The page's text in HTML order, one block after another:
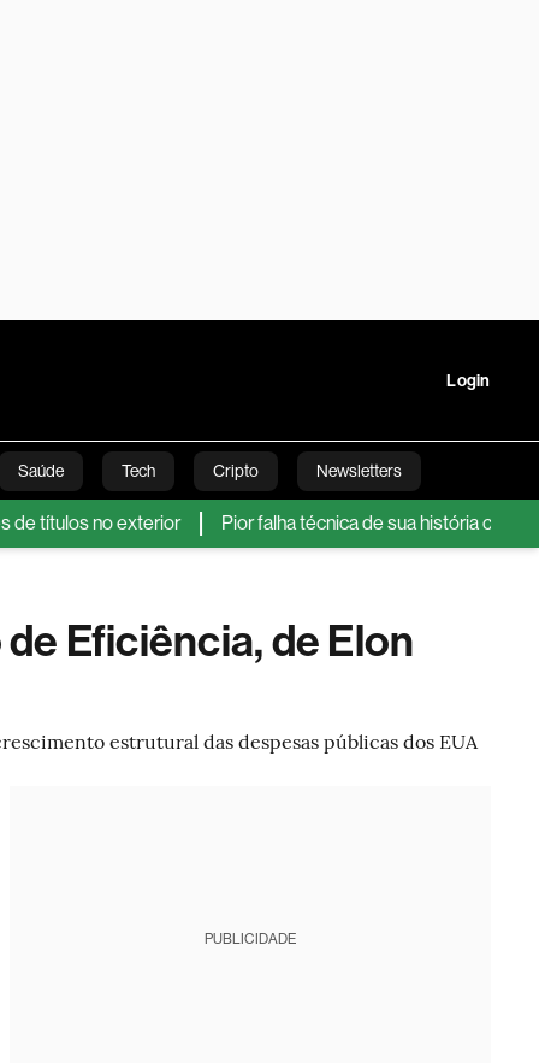
Login
Saúde Tech Cripto Newsletters
Linha Executiva Opinião Vídeos
no exterior Pior falha técnica de sua história coloca em
Eficiência, de Elon
estrutural das despesas públicas dos EUA
PUBLICIDADE